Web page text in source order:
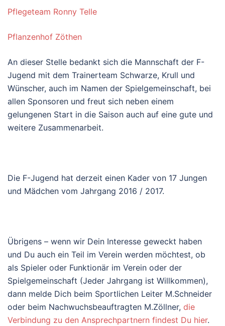
Pflegeteam Ronny Telle
Pflanzenhof Zöthen
An dieser Stelle bedankt sich die Mannschaft der F-
Jugend mit dem Trainerteam Schwarze, Krull und
Wünscher, auch im Namen der Spielgemeinschaft, bei
allen Sponsoren und freut sich neben einem
gelungenen Start in die Saison auch auf eine gute und
weitere Zusammenarbeit.
Die F-Jugend hat derzeit einen Kader von 17 Jungen
und Mädchen vom Jahrgang 2016 / 2017.
Übrigens – wenn wir Dein Interesse geweckt haben
und Du auch ein Teil im Verein werden möchtest, ob
als Spieler oder Funktionär im Verein oder der
Spielgemeinschaft (Jeder Jahrgang ist Willkommen),
dann melde Dich beim Sportlichen Leiter M.Schneider
oder beim Nachwuchsbeauftragten M.Zöllner, die
Verbindung zu den Ansprechpartnern findest Du hier.